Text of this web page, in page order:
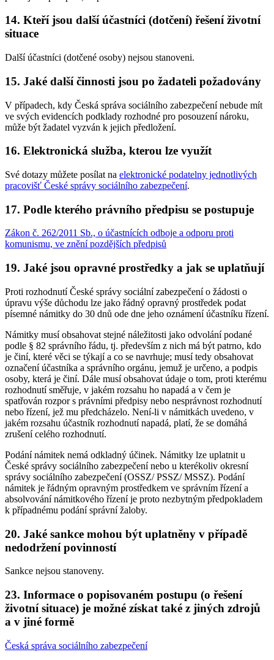
14. Kteří jsou další účastníci (dotčení) řešení životní
situace
Další účastníci (dotčené osoby) nejsou stanoveni.
15. Jaké další činnosti jsou po žadateli požadovány
V případech, kdy Česká správa sociálního zabezpečení nebude mít
ve svých evidencích podklady rozhodné pro posouzení nároku,
může být žadatel vyzván k jejich předložení.
16. Elektronická služba, kterou lze využít
Své dotazy můžete posílat na elektronické podatelny jednotlivých
pracovišť České správy sociálního zabezpečení.
17. Podle kterého právního předpisu se postupuje
Zákon č. 262/2011 Sb., o účastnících odboje a odporu proti
komunismu, ve znění pozdějších předpisů
19. Jaké jsou opravné prostředky a jak se uplatňují
Proti rozhodnutí České správy sociální zabezpečení o žádosti o
úpravu výše důchodu lze jako řádný opravný prostředek podat
písemné námitky do 30 dnů ode dne jeho oznámení účastníku řízení.
Námitky musí obsahovat stejné náležitosti jako odvolání podané
podle § 82 správního řádu, tj. především z nich má být patrno, kdo
je činí, které věci se týkají a co se navrhuje; musí tedy obsahovat
označení účastníka a správního orgánu, jemuž je určeno, a podpis
osoby, která je činí. Dále musí obsahovat údaje o tom, proti kterému
rozhodnutí směřuje, v jakém rozsahu ho napadá a v čem je
spatřován rozpor s právními předpisy nebo nesprávnost rozhodnutí
nebo řízení, jež mu předcházelo. Není-li v námitkách uvedeno, v
jakém rozsahu účastník rozhodnutí napadá, platí, že se domáhá
zrušení celého rozhodnutí.
Podání námitek nemá odkladný účinek. Námitky lze uplatnit u
České správy sociálního zabezpečení nebo u kterékoliv okresní
správy sociálního zabezpečení (OSSZ/ PSSZ/ MSSZ). Podání
námitek je řádným opravným prostředkem ve správním řízení a
absolvování námitkového řízení je proto nezbytným předpokladem
k případnému podání správní žaloby.
20. Jaké sankce mohou být uplatněny v případě
nedodržení povinností
Sankce nejsou stanoveny.
23. Informace o popisovaném postupu (o řešení
životní situace) je možné získat také z jiných zdrojů
a v jiné formě
Česká správa sociálního zabezpečení